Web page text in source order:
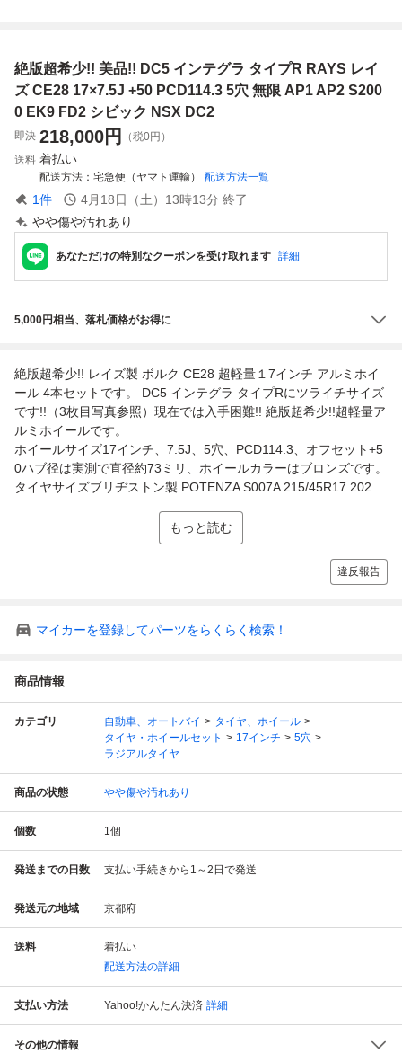
バー S15 青メタ系
SILVIA 棚H-11
ビックタイプR / D
C5 インテグラ
CR-Z NSX シビッ
ク FD2 EK9 defi
プR typer
絶版超希少!! 美品!! DC5 インテグラ タイプR RAYS レイ
ズ CE28 17×7.5J +50 PCD114.3 5穴 無限 AP1 AP2 S200
0 EK9 FD2 シビック NSX DC2
即決 218,000円
（税0円）
送料 着払い
配送方法 宅急便（ヤマト運輸） 配送方法一覧
1件 4月18日（土）13時13分 終了
やや傷や汚れあり
あなただけの特別なクーポンを受け取れます 詳細
5,000円相当、落札価格がお得に
絶版超希少!! レイズ製 ボルク CE28 超軽量１7インチ アルミホイ
ール 4本セットです。 DC5 インテグラ タイプRにツライチサイズ
です!!（3枚目写真参照）現在では入手困難!! 絶版超希少!!超軽量ア
ルミホイールです。
ホイールサイズ17インチ、7.5J、5穴、PCD114.3、オフセット+5
0ハブ径は実測で直径約73ミリ、ホイールカラーはブロンズです。
タイヤサイズブリヂストン製 POTENZA S007A 215/45R17 202...
もっと読む
違反報告
マイカーを登録してパーツをらくらく検索！
商品情報
カテゴリ 自動車、オートバイ
タイヤ、ホイール
タイヤ・ホイールセット
17インチ
5穴
ラジアルタイヤ
商品の状態 やや傷や汚れあり
個数 1個
発送までの日数 支払い手続きから1～2日で発送
発送元の地域 京都府
送料
着払い
配送方法の詳細
支払い方法 Yahoo!かんたん決済 詳細
その他の情報